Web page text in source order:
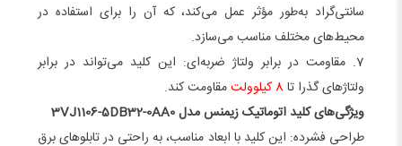
سانتی‌گراد به‌طور مؤثر عمل می‌کند، که آن را برای استفاده در
محیط‌های مختلف مناسب می‌سازد.
7. مقاومت در برابر ولتاژ ضربه‌ای: این کلید می‌تواند در برابر
ولتاژهای گذرا تا 8 کیلوولت
مقاومت کند.
ویژگی‌های کلید اتوماتیک زیمنس مدل 3VJ1106-5DB32-0AA0
طراحی فشرده: این کلید با ابعاد مناسب، به راحتی در تابلوهای برق